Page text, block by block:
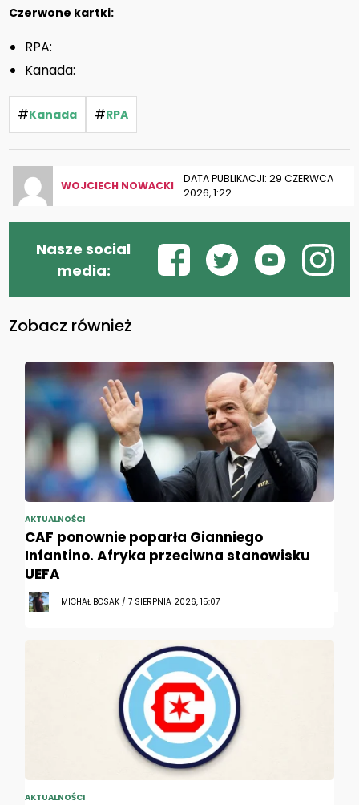
Czerwone kartki:
RPA:
Kanada:
#Kanada #RPA
WOJCIECH NOWACKI
DATA PUBLIKACJI: 29 CZERWCA
2026, 1:22
Nasze social
media:
Zobacz również
AKTUALNOŚCI
CAF ponownie poparła Gianniego
Infantino. Afryka przeciwna stanowisku
UEFA
MICHAŁ BOSAK / 7 SIERPNIA 2026, 15:07
AKTUALNOŚCI